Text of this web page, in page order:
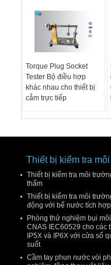
Torque Plug Socket
Tester Bộ điều hợp
khác nhau cho thiết bị
cắm trực tiếp
Thiết bị kiểm tra
Thiết bị kiểm tra môi
thấm
Thiết bị kiểm tra môi
động với bể nước tích
Phòng thử nghiệm bụi
CNAS IEC60529 cho các
IP5X và IP6X với cửa sổ
suốt
Cầm tay phun nước vòi